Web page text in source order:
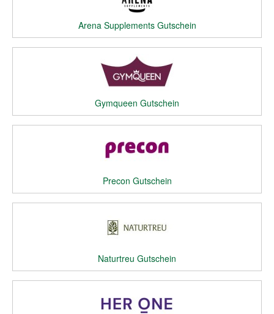
Arena Supplements Gutschein
Gymqueen Gutschein
Precon Gutschein
Naturtreu Gutschein